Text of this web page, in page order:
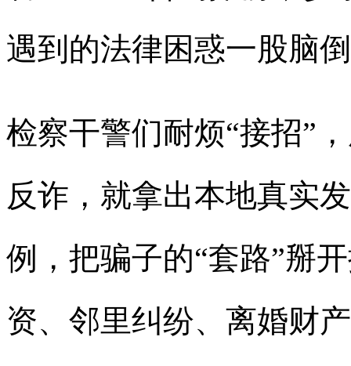
遇到的法律困惑一股脑
检察干警们耐烦“接招”
反诈，就拿出本地真实
例，把骗子的“套路”掰
资、邻里纠纷、离婚财